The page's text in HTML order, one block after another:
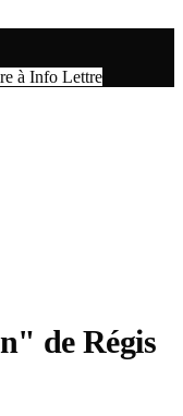
à Info Lettre
de Régis